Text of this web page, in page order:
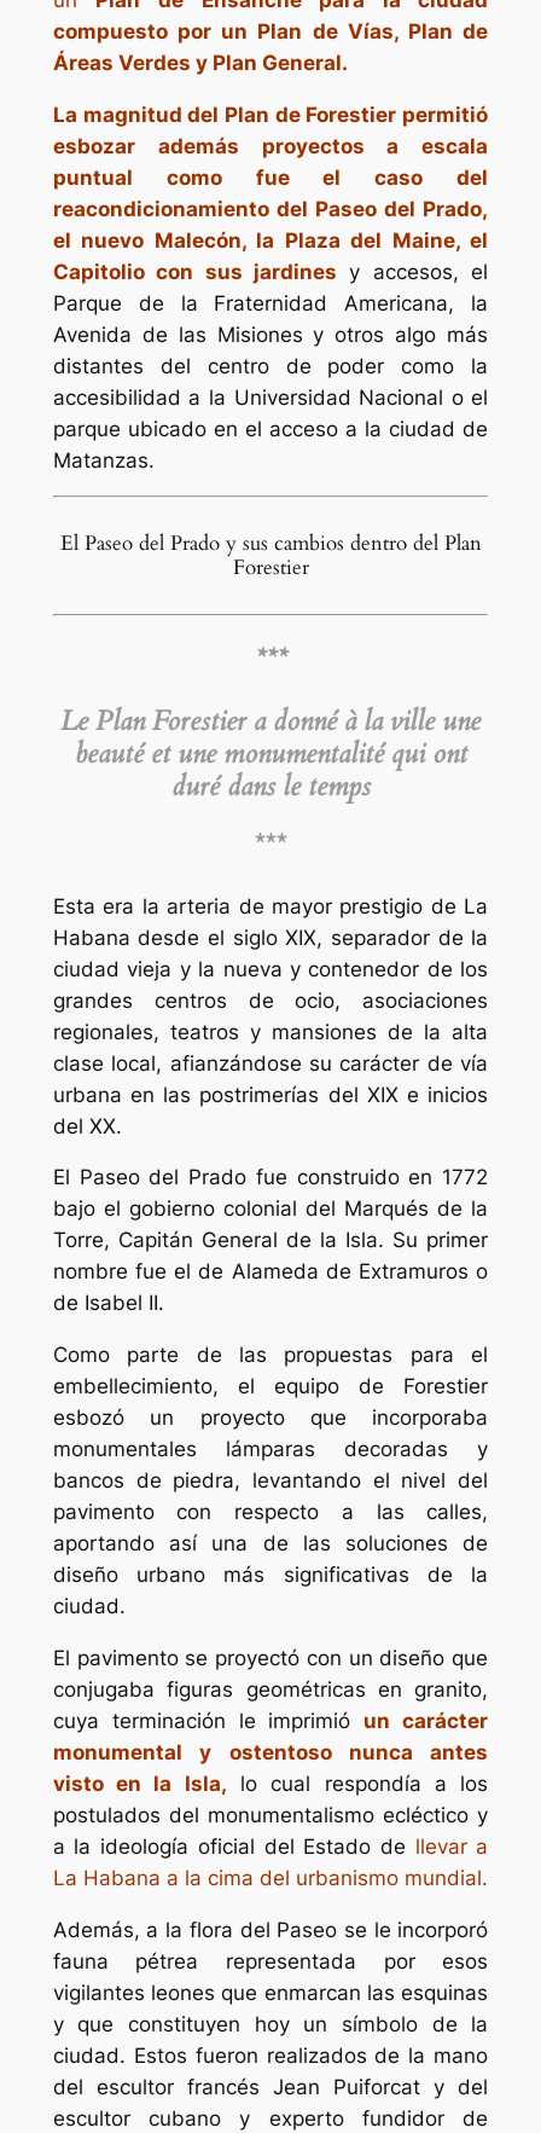
compuesto por un Plan de Vías, Plan de
Áreas Verdes y Plan General.
La magnitud del Plan de Forestier permitió
esbozar además proyectos a escala
puntual como fue el caso del
reacondicionamiento del Paseo del Prado,
el nuevo Malecón, la Plaza del Maine, el
Capitolio con sus jardines y accesos, el
Parque de la Fraternidad Americana, la
Avenida de las Misiones y otros algo más
distantes del centro de poder como la
accesibilidad a la Universidad Nacional o el
parque ubicado en el acceso a la ciudad de
Matanzas.
El Paseo del Prado y sus cambios dentro del Plan
Forestier
***
Le Plan Forestier a donné à la ville une
beauté et une monumentalité qui ont
duré dans le temps
***
Esta era la arteria de mayor prestigio de La
Habana desde el siglo XIX, separador de la
ciudad vieja y la nueva y contenedor de los
grandes centros de ocio, asociaciones
regionales, teatros y mansiones de la alta
clase local, afianzándose su carácter de vía
urbana en las postrimerías del XIX e inicios
del XX.
El Paseo del Prado fue construido en 1772
bajo el gobierno colonial del Marqués de la
Torre, Capitán General de la Isla. Su primer
nombre fue el de Alameda de Extramuros o
de Isabel II.
Como parte de las propuestas para el
embellecimiento, el equipo de Forestier
esbozó un proyecto que incorporaba
monumentales lámparas decoradas y
bancos de piedra, levantando el nivel del
pavimento con respecto a las calles,
aportando así una de las soluciones de
diseño urbano más significativas de la
ciudad.
El pavimento se proyectó con un diseño que
conjugaba figuras geométricas en granito,
cuya terminación le imprimió un carácter
monumental y ostentoso nunca antes
visto en la Isla, lo cual respondía a los
postulados del monumentalismo ecléctico y
a la ideología oficial del Estado de llevar a
La Habana a la cima del urbanismo mundial.
Además, a la flora del Paseo se le incorporó
fauna pétrea representada por esos
vigilantes leones que enmarcan las esquinas
y que constituyen hoy un símbolo de la
ciudad. Estos fueron realizados de la mano
del escultor francés Jean Puiforcat y del
escultor cubano y experto fundidor de